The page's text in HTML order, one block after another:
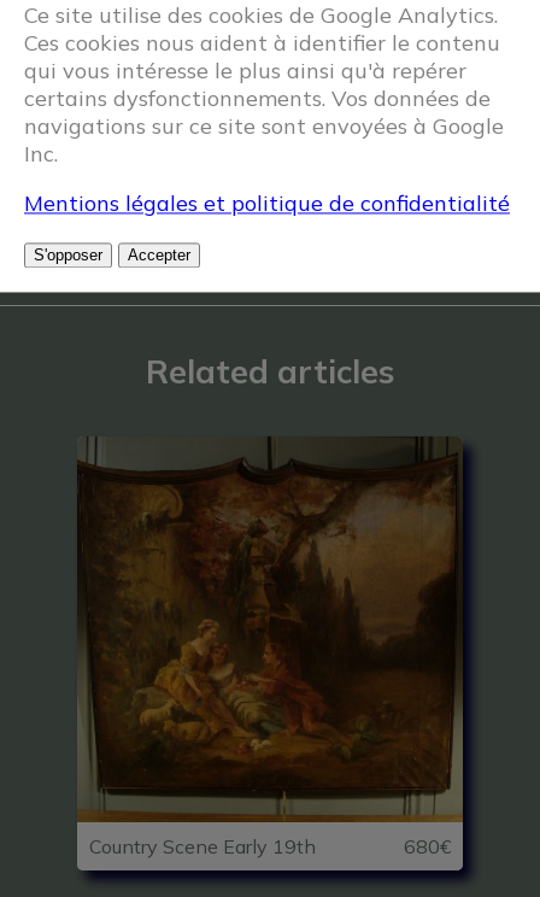
Related articles
Country Scene Early 19th 680€
Ce site utilise des cookies de Google Analytics.
Ces cookies nous aident à identifier le contenu
qui vous intéresse le plus ainsi qu'à repérer
certains dysfonctionnements. Vos données de
navigations sur ce site sont envoyées à Google
Inc.
Mentions légales et politique de confidentialité
S'opposer Accepter